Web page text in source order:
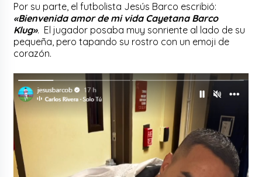
Por su parte, el futbolista Jesús Barco escribió:
«Bienvenida amor de mi vida Cayetana Barco
Klug». El jugador posaba muy sonriente al lado de su
pequeña, pero tapando su rostro con un emoji de
corazón.